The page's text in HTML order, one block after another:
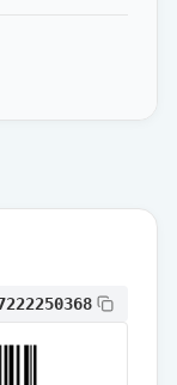
通常出荷